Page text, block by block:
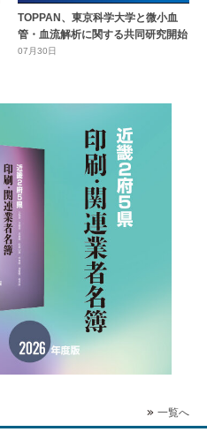
TOPPAN、東京科学大学と微小血
管・血流解析に関する共同研究開始
07月30日
一覧へ